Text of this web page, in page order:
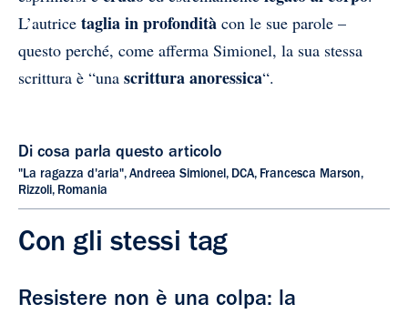
L’autrice taglia in profondità con le sue parole –
questo perché, come afferma Simionel, la sua stessa
scrittura è “una scrittura anoressica“.
Di cosa parla questo articolo
"La ragazza d'aria", Andreea Simionel, DCA, Francesca Marson,
Rizzoli, Romania
Con gli stessi tag
Resistere non è una colpa: la